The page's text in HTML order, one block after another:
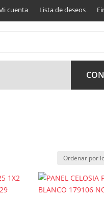
cuenta Lista de deseos